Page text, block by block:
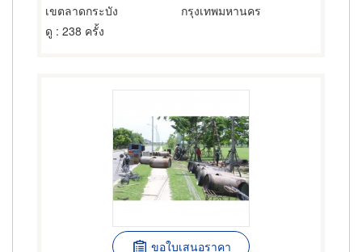
เขตลาดกระบัง
กรุงเทพมหานคร
ดู : 238 ครั้ง
ขอใบเสนอราคา